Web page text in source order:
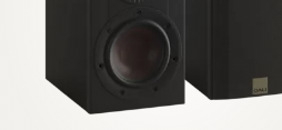
INSPIRATION